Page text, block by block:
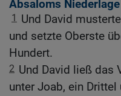
Absaloms
1
Und David
und setzte Oberste
Hundert.
2 Und David ließ das
unter Joab, ein